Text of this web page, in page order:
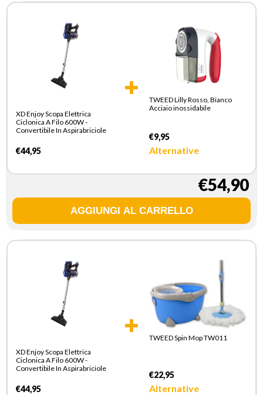
XD Enjoy Scopa Elettrica
Ciclonica A Filo 600W -
Convertibile In Aspirabriciole
€44,95
TWEED Lilly Rosso, Bianco
Acciaio inossidabile
€9,95
Alternative
€54,90
XD Enjoy Scopa Elettrica
Ciclonica A Filo 600W -
Convertibile In Aspirabriciole
€44,95
TWEED Spin Mop TW011
€22,95
Alternative